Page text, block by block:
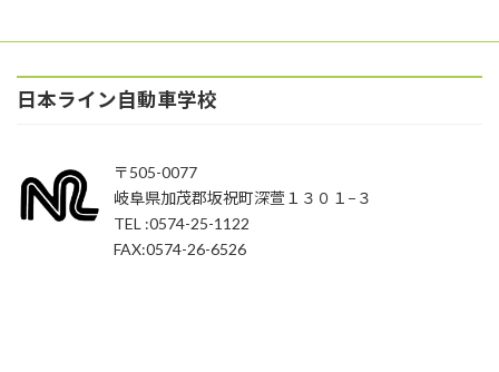
日本ライン自動車学校
〒505-0077
岐阜県加茂郡坂祝町深萱１３０１−３
TEL :0574-25-1122
FAX:0574-26-6526